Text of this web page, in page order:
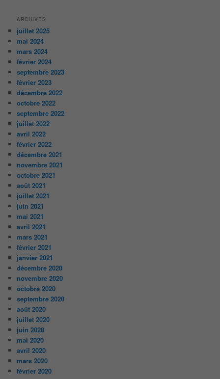
ARCHIVES
juillet 2025
mai 2024
mars 2024
février 2024
septembre 2023
février 2023
décembre 2022
octobre 2022
septembre 2022
juillet 2022
avril 2022
février 2022
décembre 2021
novembre 2021
octobre 2021
août 2021
juillet 2021
juin 2021
mai 2021
avril 2021
mars 2021
février 2021
janvier 2021
décembre 2020
novembre 2020
octobre 2020
septembre 2020
août 2020
juillet 2020
juin 2020
mai 2020
avril 2020
mars 2020
février 2020